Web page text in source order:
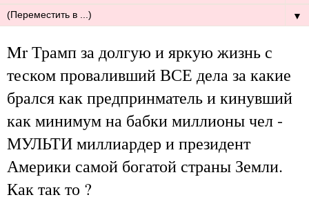
▼
Mr Трамп за долгую и яркую жизнь с
теском проваливший ВСЕ дела за какие
брался как предпринматель и кинувший
как минимум на бабки миллионы чел -
МУЛЬТИ миллиардер и президент
Америки самой богатой страны Земли.
Как так то ?